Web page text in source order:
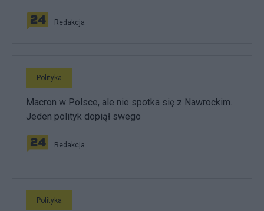
Redakcja
Polityka
Macron w Polsce, ale nie spotka się z Nawrockim.
Jeden polityk dopiął swego
Redakcja
Polityka